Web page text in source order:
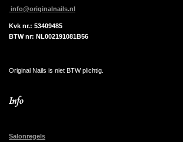
info@originalnails.nl
Kvk nr.: 53409485
BTW nr: NL002191081B56
Original Nails is niet BTW plichtig.
Info
Salonregels